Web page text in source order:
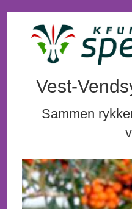
Vest-
Sammen